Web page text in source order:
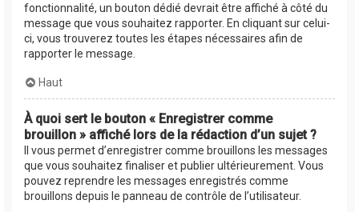
fonctionnalité, un bouton dédié devrait être affiché à côté du
message que vous souhaitez rapporter. En cliquant sur celui-
ci, vous trouverez toutes les étapes nécessaires afin de
rapporter le message.
Haut
À quoi sert le bouton « Enregistrer comme
brouillon » affiché lors de la rédaction d’un sujet ?
Il vous permet d’enregistrer comme brouillons les messages
que vous souhaitez finaliser et publier ultérieurement. Vous
pouvez reprendre les messages enregistrés comme
brouillons depuis le panneau de contrôle de l’utilisateur.